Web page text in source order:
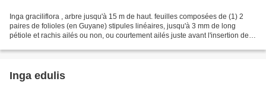
Inga graciliflora , arbre jusqu'à 15 m de haut. feuilles composées de (1) 2
paires de folioles (en Guyane) stipules linéaires, jusqu'à 3 mm de long
pétiole et rachis ailés ou non, ou courtement ailés juste avant l'insertion des
Inga edulis